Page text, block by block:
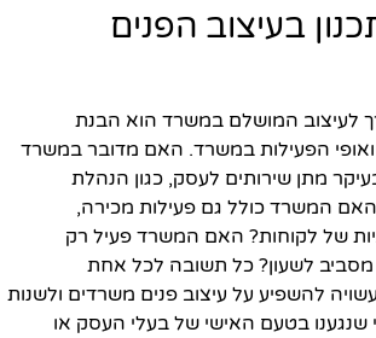
בעיצוב הפנים
לעיצוב המושלם במשרד הוא הבנת
הפעילות במשרד. האם מדובר במשרד
מתן שירותים לעסק, כגון הנהלת
האם המשרד כולל גם פעילות מכירה,
של לקוחות? האם המשרד פעיל רק
מסביב לשעון? כל תשובה לכל אחת
להשפיע על עיצוב פנים משרדים ולשנות
שנגענו בטעם האישי של בעלי העסק או